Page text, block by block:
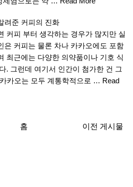
려준 커피의 진화
커피 부터 생각하는 경우가 많지만 실
은 커피는 물론 차나 카카오에도 포함
최근에는 다양한 의약품이나 기호 식
. 그런데 여기서 인간이 첨가한 건 그
카오는 모두 계통학적으로 … Read
이전 게시물
홈